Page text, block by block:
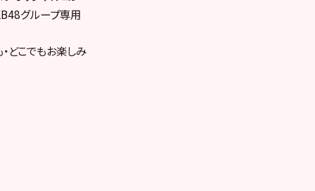
グループ専用
どこでもお楽しみ